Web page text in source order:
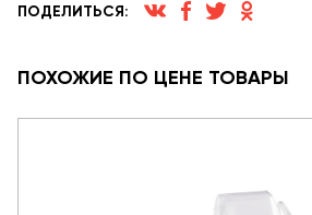
ПОДЕЛИТЬСЯ:
ПОХОЖИЕ ПО ЦЕНЕ ТОВАРЫ